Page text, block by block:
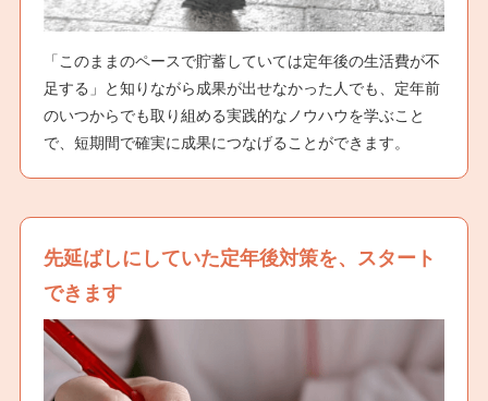
「このままのペースで貯蓄していては定年後の生活費が不
足する」と知りながら成果が出せなかった人でも、定年前
のいつからでも取り組める実践的なノウハウを学ぶこと
で、短期間で確実に成果につなげることができます。
先延ばしにしていた定年後対策を、スタート
できます